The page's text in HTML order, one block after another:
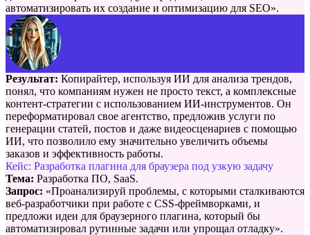
автоматизировать их создание и оптимизацию для SEO».
Результат: Копирайтер, используя ИИ для анализа трендов,
понял, что компаниям нужен не просто текст, а комплексные
контент-стратегии с использованием ИИ-инструментов. Он
переформатировал свое агентство, предложив услуги по
генерации статей, постов и даже видеосценариев с помощью
ИИ, что позволило ему значительно увеличить объемы
заказов и эффективность работы.
Кейс: Разработка плагина для браузера под узкую задачу
Тема: Разработка ПО, SaaS.
Запрос: «Проанализируй проблемы, с которыми сталкиваются
веб-разработчики при работе с CSS-фреймворками, и
предложи идеи для браузерного плагина, который бы
автоматизировал рутинные задачи или упрощал отладку».